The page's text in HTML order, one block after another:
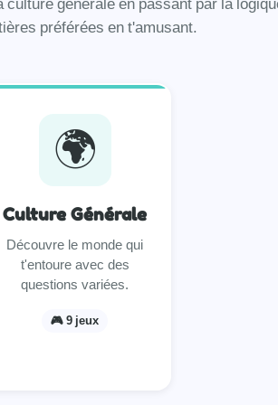
préférées en t'amusant.
🌍
Culture Générale
Découvre le monde qui
t'entoure avec des
questions variées.
🎮 9 jeux